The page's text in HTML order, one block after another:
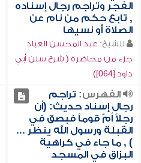
الفجر وتراجم رجال إسناده
, تابع حكم من نام عن
الصلاة أو نسيها
للشيخ: عبد المحسن العباد
جزء من محاضرة ( شرح سنن أبي
داود [064])
الفهرس: تراجم
رجال إسناد حديث: (أن
رجلاً أمّ قوماً فبصق في
القبلة ورسول الله ينظر ...
) , ما جاء في كراهية
البزاق في المسجد